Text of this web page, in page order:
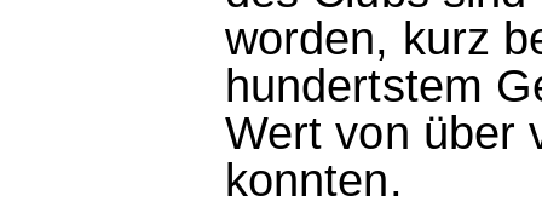
worden, kurz
hundertstem
Wert von über
konnten.